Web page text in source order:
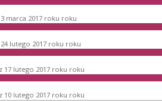
marca 2017 roku roku
lutego 2017 roku roku
17 lutego 2017 roku roku
10 lutego 2017 roku roku